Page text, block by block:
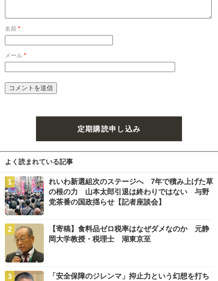
名前 *
メール *
定期購読申し込み
よく読まれている記事
れいわ新選組次のステージへ 7年で積み上げた草
の根の力 山本太郎引退は終わりではない 与野
党茶番の国政揺らせ【記者座談会】
【寄稿】食料品ゼロ税率はなぜダメなのか 元静
岡大学教授・税理士 湖東京至
「安全保障のジレンマ」抑止力という幻想を打ち